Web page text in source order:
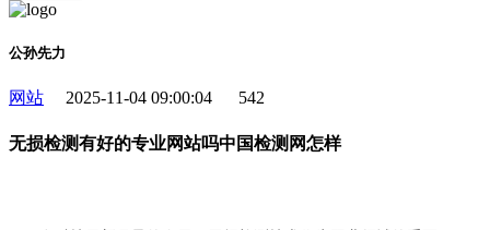
公孙先力
网站 2025-11-04 09:00:04 542
无损检测有好的专业网站吗中国检测网怎样